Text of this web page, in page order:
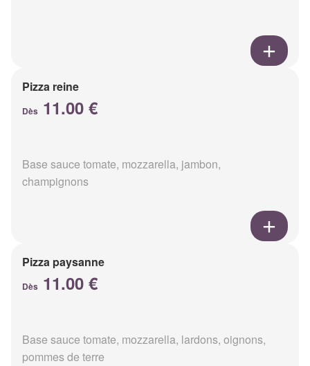
Pizza reine
Dès 11.00 €
Base sauce tomate, mozzarella, jambon,
champignons
Pizza paysanne
Dès 11.00 €
Base sauce tomate, mozzarella, lardons, oignons,
pommes de terre